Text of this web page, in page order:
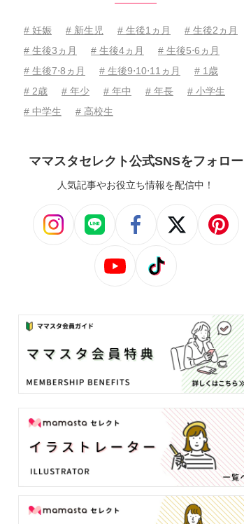
# 妊娠 # 新生児 # 生後1ヵ月
# 生後2ヵ月
# 生後3ヵ月
# 生後4ヵ月
# 生後5⋅6ヵ月
# 生後7⋅8ヵ月
# 生後9⋅10⋅11ヵ月
# 1歳
# 2歳
# 年少 # 年中 # 年長
# 小学生
# 中学生
# 高校生
ママスタセレクト公式SNSをフォロー
人気記事やお役立ち情報を配信中！